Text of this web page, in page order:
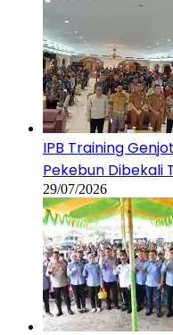
IPB Training
Pekebun Dibekali
29/07/2026